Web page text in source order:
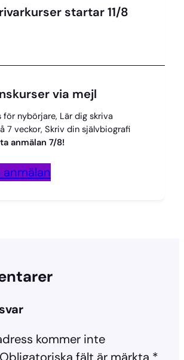
startar 11/8
via mejl
för nybörjare, Lär dig skriva
7 veckor, Skriv din självbiografi
anmälan 7/8!
kommer inte